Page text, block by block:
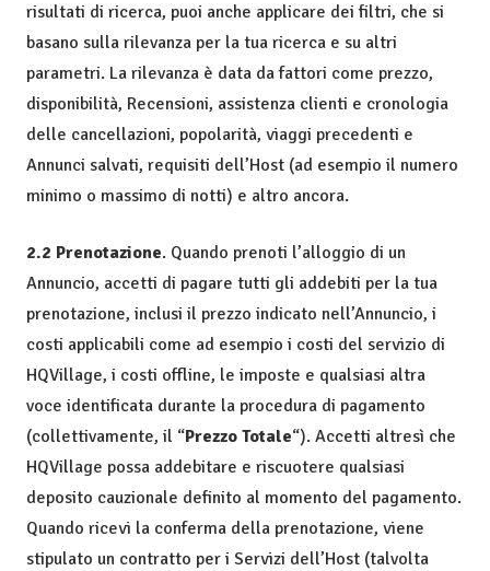
risultati di ricerca, puoi anche applicare dei filtri, che si
basano sulla rilevanza per la tua ricerca e su altri
parametri. La rilevanza è data da fattori come prezzo,
disponibilità, Recensioni, assistenza clienti e cronologia
delle cancellazioni, popolarità, viaggi precedenti e
Annunci salvati, requisiti dell’Host (ad esempio il numero
minimo o massimo di notti) e altro ancora.
2.2 Prenotazione. Quando prenoti l’alloggio di un
Annuncio, accetti di pagare tutti gli addebiti per la tua
prenotazione, inclusi il prezzo indicato nell’Annuncio, i
costi applicabili come ad esempio i costi del servizio di
HQVillage, i costi offline, le imposte e qualsiasi altra
voce identificata durante la procedura di pagamento
(collettivamente, il “Prezzo Totale“). Accetti altresì che
HQVillage possa addebitare e riscuotere qualsiasi
deposito cauzionale definito al momento del pagamento.
Quando ricevi la conferma della prenotazione, viene
stipulato un contratto per i Servizi dell’Host (talvolta